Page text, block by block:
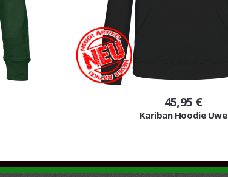
45,95 €
Kariban Hoodie Uwe